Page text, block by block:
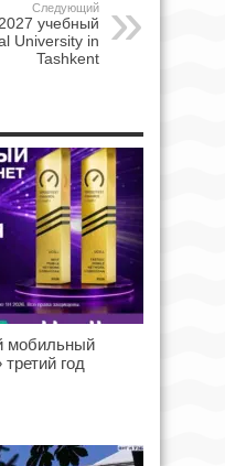
Следующий
учебный
University in
Tashkent
мобильный
год